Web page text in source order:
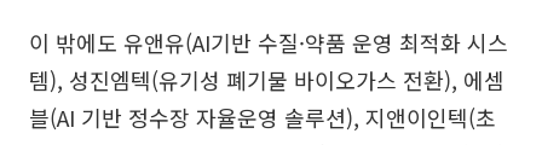
이 밖에도 유앤유(AI기반 수질·약품 운영 최적화 시스
템), 성진엠텍(유기성 폐기물 바이오가스 전환), 에셈
블(AI 기반 정수장 자율운영 솔루션), 지앤이인텍(초